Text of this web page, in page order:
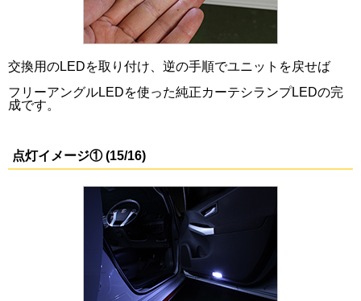
交換用のLEDを取り付け、逆の手順でユニットを戻せば
フリーアングルLEDを使った純正カーテシランプLEDの完
成です。
点灯イメージ① (15/16)